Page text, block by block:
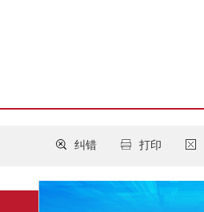
打印
纠错